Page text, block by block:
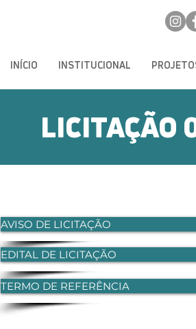
INÍCIO INSTITUCIONAL
AVISO DE LICITAÇÃO
EDITAL DE LICITAÇÃO
TERMO DE REFERÊNCIA